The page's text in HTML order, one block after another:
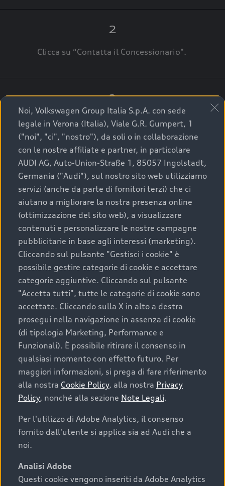
2
Clicca su “Contatta il Concessionario".
3
A breve verrai ricontattato dal Customer Care
Audi Center o direttamente dal Concessionario
che ti supporterà per finalizzare la tua richiesta.
La qualità di acquistare
un’auto usata Audi
Scegliere un’auto usata è una decisione che coniuga
convenienza, affidabilità e sostenibilità. Per fare un
acquisto sicuro, è essenziale considerare aspetti
determinanti come la garanzia inclusa e l’affidabilità del
marchio. Audi offre l’auto usata perfetta tramite Audi
Prima Scelta :plus
Cosa sapere prima di
acquistare la tua prossima
auto
I requisiti fondamentali da considerare prima di
acquistare un’auto usata, oltre al prezzo e all'aspetto,
chilometraggio: un valore contenuto corrisponde a
Noi, Volkswagen Group Italia S.p.A. con sede
legale in Verona (Italia), Viale G.R. Gumpert, 1
("noi", "ci", "nostro"), da soli o in collaborazione
con le nostre affiliate e partner, in particolare
AUDI AG, Auto-Union-Straße 1, 85057 Ingolstadt,
Germania ("Audi"), sul nostro sito web utilizziamo
servizi (anche da parte di fornitori terzi) che ci
aiutano a migliorare la nostra presenza online
(ottimizzazione del sito web), a visualizzare
contenuti e personalizzare le nostre campagne
pubblicitarie in base agli interessi (marketing).
Cliccando sul pulsante "Gestisci i cookie" è
possibile gestire categorie di cookie e accettare
categorie aggiuntive. Cliccando sul pulsante
"Accetta tutti", tutte le categorie di cookie sono
accettate. Cliccando sulla X in alto a destra
prosegui nella navigazione in assenza di cookie
(di tipologia Marketing, Performance e
Funzionali). È possibile ritirare il consenso in
qualsiasi momento con effetto futuro. Per
maggiori informazioni, si prega di fare riferimento
alla nostra Cookie Policy, alla nostra Privacy
Policy, nonché alla sezione Note Legali.
Per l'utilizzo di Adobe Analytics, il consenso
fornito dall'utente si applica sia ad Audi che a
noi.
Analisi Adobe
Questi cookie vengono inseriti da Adobe Analytics